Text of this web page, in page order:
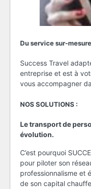
Du service sur-
Success Travel
entreprise et est à
vous accompagner
NOS SOLUTIONS :
Le transport de
évolution.
C’est pourquoi
pour piloter son
professionnalisme et
de son capital